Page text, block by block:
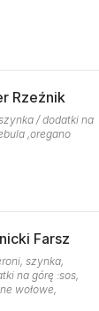
Rzeźnik
/ dodatki na
,oregano
Farsz
szynka,
na górę :sos,
wołowe,